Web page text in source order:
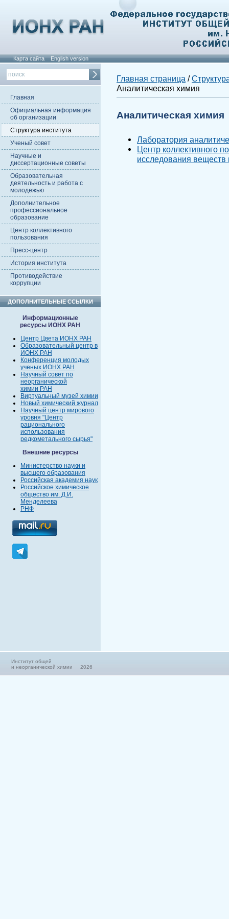
Карта сайта English version
Главная
Официальная информация
об организации
Структура института
Ученый совет
Научные и
диссертационные советы
Образовательная
деятельность и работа с
молодежью
Дополнительное
профессиональное
образование
Центр коллективного
пользования
Пресс-центр
История института
Противодействие
коррупции
ДОПОЛНИТЕЛЬНЫЕ ССЫЛКИ
Информационные
ресурсы ИОНХ РАН
Центр Цвета ИОНХ РАН
Образовательный центр в
ИОНХ РАН
Конференция молодых
ученых ИОНХ РАН
Научный совет по
неорганической
химии РАН
Виртуальный музей химии
Новый химический журнал
Научный центр мирового
уровня "Центр
рационального
использования
редкометального сырья"
Внешние ресурсы
Министерство науки и
высшего образования
Российская академия наук
Российское химическое
общество им. Д.И.
Менделеева
РНФ
Главная страница /
Аналитическая химия
Аналитическая химия
Лаборатория
Центр коллективного
исследования веществ
Институт общей
и неорганической химии 2026